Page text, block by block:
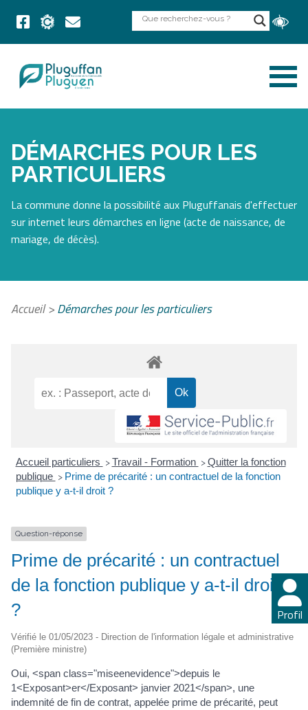
DÉMARCHES POUR LES
PARTICULIERS
La commune donne la possibilité aux Pluguffanais d'effectuer
sur internet leurs démarches en ligne (acte de naissance, de
mariage, de décès).
Profil
Accueil>Démarches pour les particuliers
Accueil particuliers > Travail - Formation > Quitter la fonction
publique > Prime de précarité : un contractuel de la fonction
publique y a-t-il droit ?
Question-réponse
Prime de précarité : un contractuel
de la fonction publique y a-t-il droit
?
Vérifié le 01/05/2023 - Direction de l'information légale et administrative
(Première ministre)
Oui, <span class="miseenevidence">depuis le
1<Exposant>er</Exposant> janvier 2021</span>, une
indemnité de fin de contrat, appelée prime de précarité, peut